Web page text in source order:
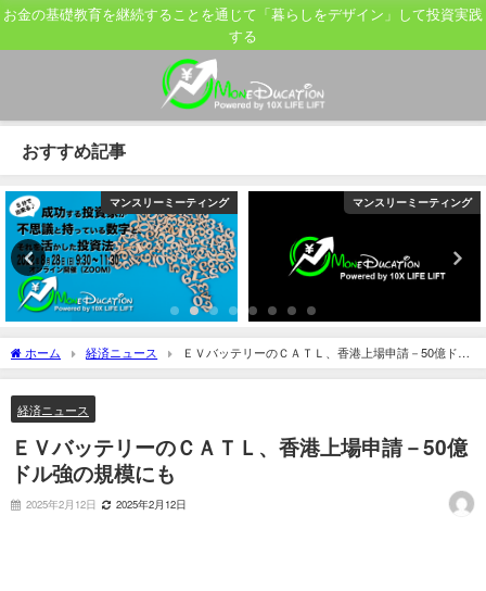
お金の基礎教育を継続することを通じて「暮らしをデザイン」して投資実践
する
おすすめ記事
マンスリーミーティング マンスリーミーティング
ホーム 経済ニュース
ＥＶバッテリーのＣＡＴＬ、香港上場申請－50億ドル
強の規模にも
経済ニュース
ＥＶバッテリーのＣＡＴＬ、香港上場申請－50億
ドル強の規模にも
2025年2月12日 2025年2月12日